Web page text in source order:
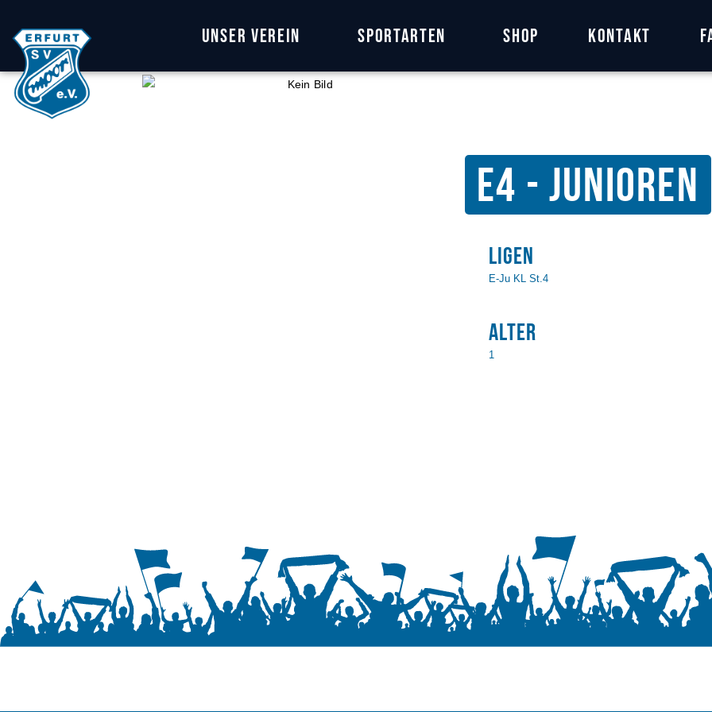
Unser Verein Sportarten Shop Kontakt
Features
News
E4 - Junioren
Ligen
E-Ju KL St.4
Alter
1